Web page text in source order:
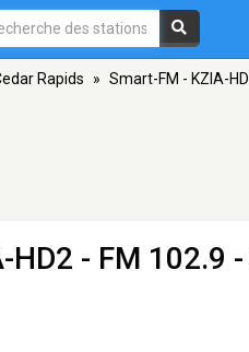
Rapids » Smart-FM - KZIA-
HD2 - FM 102.9